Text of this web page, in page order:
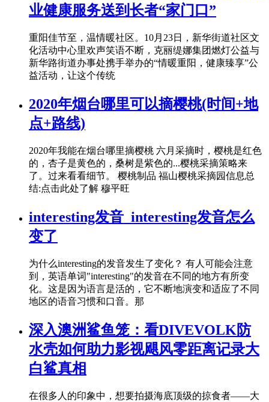
业健康服务送到长者“家门口”
重阳佳节至，温情暖社区。10月23日，新华街道社区文
化活动中心里欢声笑语不断，克丽缇娜集团燃灯公益与
新华路街道办事处携手举办的“情暖重阳，健康臻享”公
益活动，让这个传统
2020年烟台哪里可以摘樱桃(时间+地
点+路线)
2020年我能在烟台哪里摘樱桃 六月采摘时，樱桃是红色
的，杏子是黄色的，桑树是紫色的...樱桃采摘策略来
了。过来看看细节。 樱桃制品 福山樱桃采摘园信息总
结:点击此处了解 穆平旺
interesting发音_interesting发音怎么
变了
为什么interesting的发音发生了变化？ 有人可能会注意
到，英语单词"interesting"的发音在不同的地方有所变
化。这是因为语言是活的，它不断地演变和适应了不同
地区的语音习惯和口音。那
深入澳洲鲨鱼笼：看DIVEVOLK防
水壳如何助力影视飓风零距离记录大
白鲨真相
在很多人的印象中，想要拍摄海底顶级的掠食者——大